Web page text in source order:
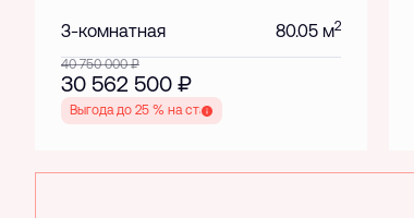
3-комнатная 80.05 м2
40 750 000₽
30 562 500 ₽
Выгода до 25 % на старте